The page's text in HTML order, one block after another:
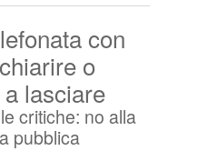
con
o
lasciare
critiche: no alla
pubblica